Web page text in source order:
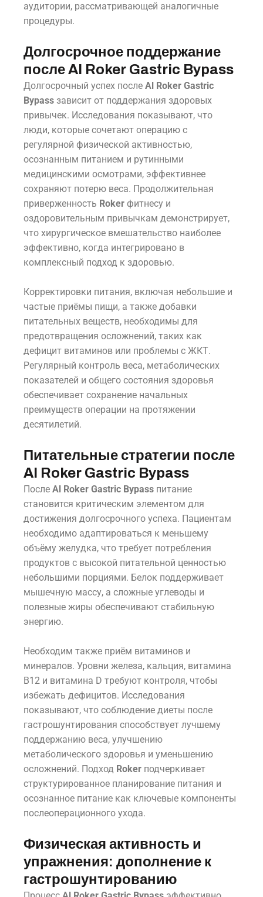
аудитории, рассматривающей аналогичные
процедуры.
Долгосрочное поддержание
после Al Roker Gastric Bypass
Долгосрочный успех после Al Roker Gastric
Bypass зависит от поддержания здоровых
привычек. Исследования показывают, что
люди, которые сочетают операцию с
регулярной физической активностью,
осознанным питанием и рутинными
медицинскими осмотрами, эффективнее
сохраняют потерю веса. Продолжительная
приверженность Roker фитнесу и
оздоровительным привычкам демонстрирует,
что хирургическое вмешательство наиболее
эффективно, когда интегрировано в
комплексный подход к здоровью.
Корректировки питания, включая небольшие и
частые приёмы пищи, а также добавки
питательных веществ, необходимы для
предотвращения осложнений, таких как
дефицит витаминов или проблемы с ЖКТ.
Регулярный контроль веса, метаболических
показателей и общего состояния здоровья
обеспечивает сохранение начальных
преимуществ операции на протяжении
десятилетий.
Питательные стратегии после
Al Roker Gastric Bypass
После Al Roker Gastric Bypass питание
становится критическим элементом для
достижения долгосрочного успеха. Пациентам
необходимо адаптироваться к меньшему
объёму желудка, что требует потребления
продуктов с высокой питательной ценностью
небольшими порциями. Белок поддерживает
мышечную массу, а сложные углеводы и
полезные жиры обеспечивают стабильную
энергию.
Необходим также приём витаминов и
минералов. Уровни железа, кальция, витамина
B12 и витамина D требуют контроля, чтобы
избежать дефицитов. Исследования
показывают, что соблюдение диеты после
гастрошунтирования способствует лучшему
поддержанию веса, улучшению
метаболического здоровья и уменьшению
осложнений. Подход Roker подчеркивает
структурированное планирование питания и
осознанное питание как ключевые компоненты
послеоперационного ухода.
Физическая активность и
упражнения: дополнение к
гастрошунтированию